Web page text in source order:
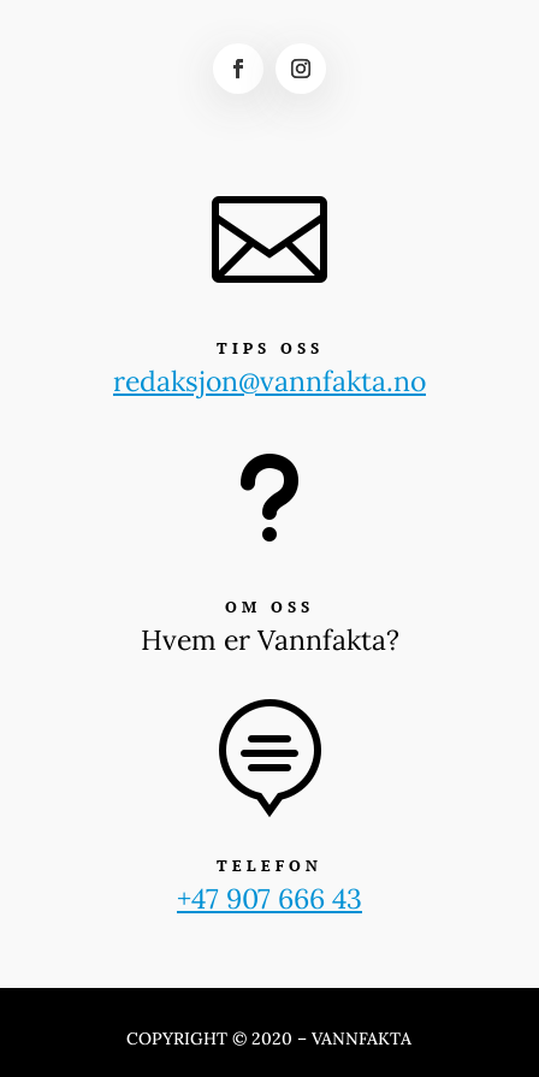

TIPS OSS
redaksjon@vannfakta.no
u
OM OSS
Hvem er Vannfakta?

TELEFON
+47 907 666 43
COPYRIGHT © 2020 – VANNFAKTA